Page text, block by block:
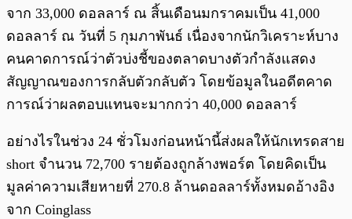
จาก 33,000 ดอลลาร์ ณ สิ้นเดือนมกราคมเป็น 41,000
ดอลลาร์ ณ วันที่ 5 กุมภาพันธ์ เนื่องจากนักวิเคราะห์บาง
คนคาดการณ์ว่าตัวบ่งชี้ของตลาดบางตัวกำลังแสดง
สัญญาณของการกลับตัวกลับตัว โดยข้อมูลในอดีตคาด
การณ์ว่าผลตอบแทนจะมากกว่า 40,000 ดอลลาร์
อย่างไรในช่วง 24 ชั่วโมงก่อนหน้านี้ส่งผลให้นักเทรดสาย
short จำนวน 72,700 รายต้องถูกล้างพอร์ต โดยคิดเป็น
มูลค่าความเสียหายที่ 270.8 ล้านดอลลาร์ทั้งหมดอ้างอิง
จาก Coinglass